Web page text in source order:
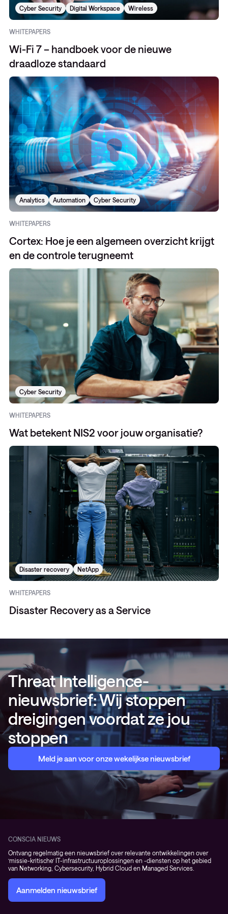
Cyber Security Digital Workspace Wireless
WHITEPAPERS
Wi-Fi 7 – handboek voor de nieuwe
draadloze standaard
Analytics Automation Cyber Security
WHITEPAPERS
Cortex: Hoe je een algemeen overzicht krijgt
en de controle terugneemt
Cyber Security
WHITEPAPERS
Wat betekent NIS2 voor jouw organisatie?
Disaster recovery NetApp
WHITEPAPERS
Disaster Recovery as a Service
Threat Intelligence-
nieuwsbrief: Wij stoppen
dreigingen voordat ze jou
stoppen
Meld je aan voor onze wekelijkse nieuwsbrief
CONSCIA NIEUWS
Ontvang regelmatig een nieuwsbrief over relevante ontwikkelingen over
‘missie-kritische’ IT-infrastructuuroplossingen en -diensten op het gebied
van Networking, Cybersecurity, Hybrid Cloud en Managed Services.
Aanmelden nieuwsbrief